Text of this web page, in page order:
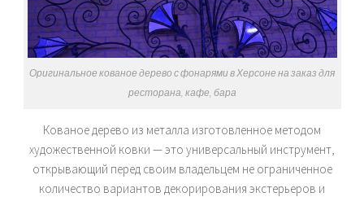
Оригинальное кованое дерево с фонарями в Херсоне на заказ для
ресторана, кафе, бара
Кованое дерево из металла изготовленное методом
художественной ковки — это универсальный инструмент,
открывающий перед своим владельцем не ограниченное
количество вариантов декорирования экстерьеров и